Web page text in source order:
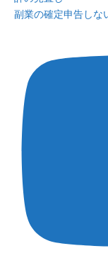
副業の確定申告しな